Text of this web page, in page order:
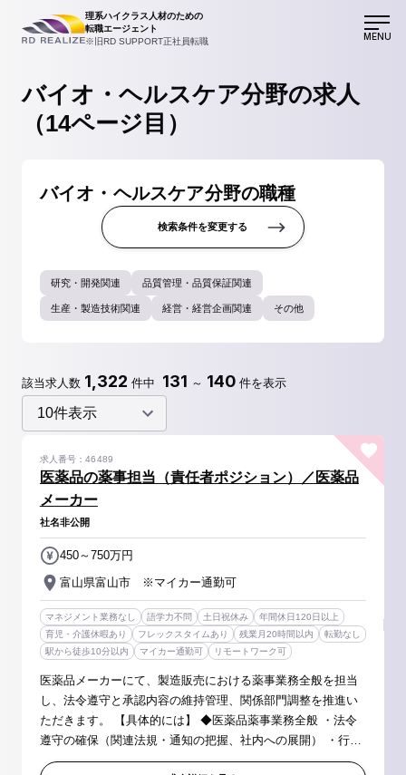
理系ハイクラス人材のための
転職エージェント
※旧RD SUPPORT正社員転職
MENU
バイオ・ヘルスケア分野の求人
（14ページ目）
バイオ・ヘルスケア分野の職種
検索条件を変更する
研究・開発関連 品質管理・品質保証関連
生産・製造技術関連 経営・経営企画関連 その他
該当求人数 1,322 件中 131 ～ 140 件を表示
医薬品の薬事担当（責任者ポジション）／医薬品
メーカー
求人番号：46489
社名非公開
富山県富山市 ※マイカー通勤可
450～750万円
マネジメント業務なし 語学力不問 土日祝休み
年間休日120日以上
育児・介護休暇あり
フレックスタイムあり 残業月20時間以内
転勤なし
駅から徒歩10分以内
マイカー通勤可 リモートワーク可
医薬品メーカーにて、製造販売における薬事業務全般を担当
し、法令遵守と承認内容の維持管理、関係部門調整を推進い
ただきます。 【具体的には】 ◆医薬品薬事業務全般 ・法令
遵守の確保（関連法規・通知の把握、社内への展開） ・行政
対応（当局への照会対応、相談、各種コミュニケーション）